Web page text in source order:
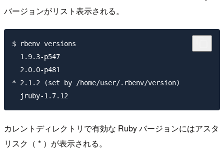
バージョンがリスト表示される。
$ rbenv versions
  1.9.3-p547
  2.0.0-p481
* 2.1.2 (set by /home/user/.rbenv/version)
  jruby-1.7.12
カレントディレクトリで有効な Ruby バージョンにはアスタ
リスク（ * ）が表示される。